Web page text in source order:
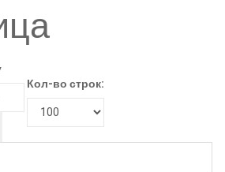
Кол-во строк: